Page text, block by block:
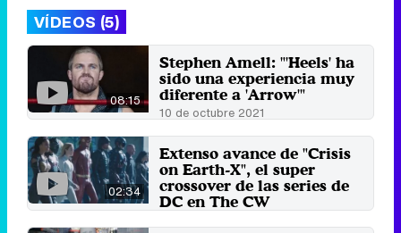
VÍDEOS (5)
08:15
Stephen Amell: "'Heels' ha
sido una experiencia muy
diferente a 'Arrow'"
10 de octubre 2021
02:34
Extenso avance de "Crisis
on Earth-X", el super
crossover de las series de
DC en The CW